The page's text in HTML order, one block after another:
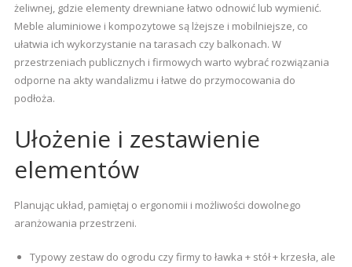
żeliwnej, gdzie elementy drewniane łatwo odnowić lub wymienić.
Meble aluminiowe i kompozytowe są lżejsze i mobilniejsze, co
ułatwia ich wykorzystanie na tarasach czy balkonach. W
przestrzeniach publicznych i firmowych warto wybrać rozwiązania
odporne na akty wandalizmu i łatwe do przymocowania do
podłoża.
Ułożenie i zestawienie
elementów
Planując układ, pamiętaj o ergonomii i możliwości dowolnego
aranżowania przestrzeni.
Typowy zestaw do ogrodu czy firmy to ławka + stół + krzesła, ale